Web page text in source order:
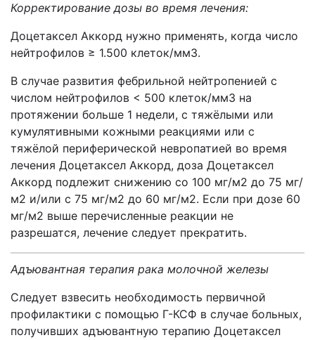
Корректирование дозы во время лечения:
Доцетаксел Аккорд нужно применять, когда число
нейтрофилов ≥ 1.500 клеток/мм3.
В случае развития фебрильной нейтропенией с
числом нейтрофилов < 500 клеток/мм3 на
протяжении больше 1 недели, с тяжёлыми или
кумулятивными кожными реакциями или с
тяжёлой периферической невропатией во время
лечения Доцетаксел Аккорд, доза Доцетаксел
Аккорд подлежит снижению со 100 мг/м2 до 75 мг/
м2 и/или с 75 мг/м2 до 60 мг/м2. Если при дозе 60
мг/м2 выше перечисленные реакции не
разрешатся, лечение следует прекратить.
Адъювантная терапия рака молочной железы
Следует взвесить необходимость первичной
профилактики с помощью Г-КСФ в случае больных,
получивших адъювантную терапию Доцетаксел